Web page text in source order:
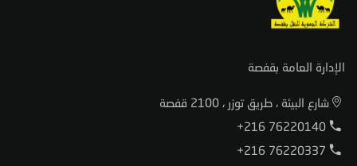
الإدارة العامة بقفصة
شارع البيئة ، طريق توزر ، 2100 قفصة
+216 76220140
+216 76220337